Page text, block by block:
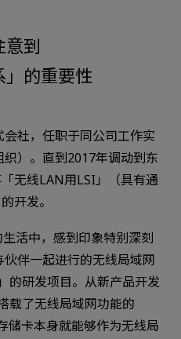
意到
」的重要性
社，任职于同公司工作实
）。直到2017年调动到东
无线LAN用LSI」（具有通
开发。
活中，感到印象特别深刻
伴一起进行的无线局域网
的研发项目。从新产品开发
载了无线局域网功能的
储卡本身就能够作为无线局